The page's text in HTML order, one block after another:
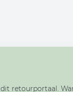
retourportaal.